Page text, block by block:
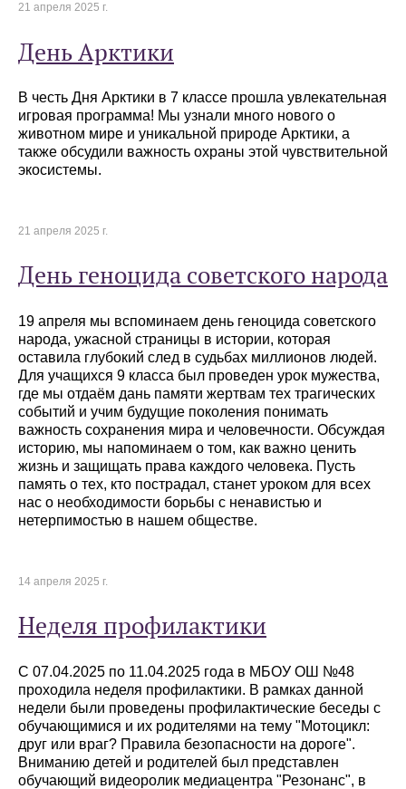
21 апреля 2025 г.
День Арктики
В честь Дня Арктики в 7 классе прошла увлекательная
игровая программа! Мы узнали много нового о
животном мире и уникальной природе Арктики, а
также обсудили важность охраны этой чувствительной
экосистемы.
21 апреля 2025 г.
День геноцида советского народа
19 апреля мы вспоминаем день геноцида советского
народа, ужасной страницы в истории, которая
оставила глубокий след в судьбах миллионов людей.
Для учащихся 9 класса был проведен урок мужества,
где мы отдаём дань памяти жертвам тех трагических
событий и учим будущие поколения понимать
важность сохранения мира и человечности. Обсуждая
историю, мы напоминаем о том, как важно ценить
жизнь и защищать права каждого человека. Пусть
память о тех, кто пострадал, станет уроком для всех
нас о необходимости борьбы с ненавистью и
нетерпимостью в нашем обществе.
14 апреля 2025 г.
Неделя профилактики
С 07.04.2025 по 11.04.2025 года в МБОУ ОШ №48
проходила неделя профилактики. В рамках данной
недели были проведены профилактические беседы с
обучающимися и их родителями на тему "Мотоцикл:
друг или враг? Правила безопасности на дороге".
Вниманию детей и родителей был представлен
обучающий видеоролик медиацентра "Резонанс", в